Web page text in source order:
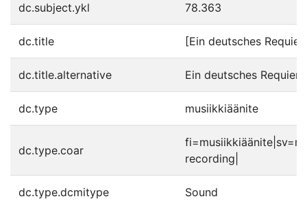
dc.subject.ykl 78.363
dc.title [Ein deutsches
dc.title.alternative Ein deutsches
dc.type musiikkiäänite
dc.type.coar
recording|
dc.type.dcmitype Sound